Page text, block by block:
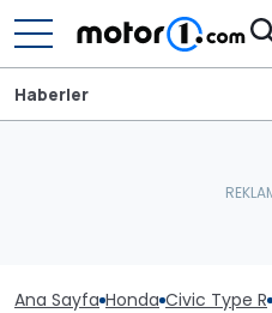
Haberler
Ana Sayfa Honda Civic Type R